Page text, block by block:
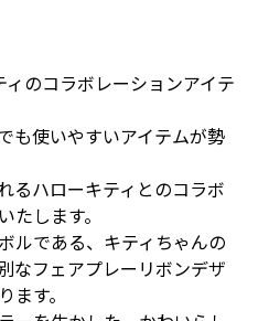
のコラボレーションアイテ
も使いやすいアイテムが勢
るハローキティとのコラボ
します。
ルである、キティちゃんの
なフェアプレーリボンデザ
す。